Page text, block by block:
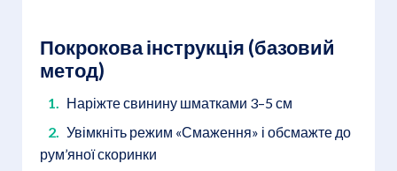
Покрокова інструкція (базовий
метод)
Наріжте свинину шматками 3–5 см
Увімкніть режим «Смаження» і обсмажте до
рум’яної скоринки